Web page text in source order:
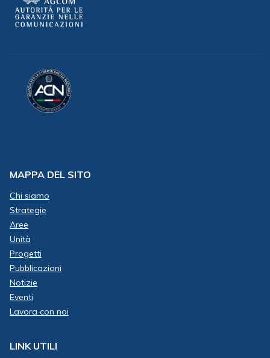
MAPPA DEL SITO
Chi siamo
Strategie
Aree
Unità
Progetti
Pubblicazioni
Notizie
Eventi
Lavora con noi
LINK UTILI